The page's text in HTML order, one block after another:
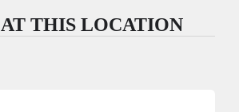
THIS LOCATION